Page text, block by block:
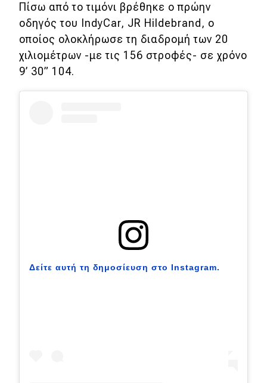
Eco
Νέα
DRIVE Away
Πίσω από το τιμόνι βρέθηκε ο πρώην
οδηγός του IndyCar, JR Hildebrand, ο
οποίος ολοκλήρωσε τη διαδρομή των 20
χιλιομέτρων -με τις 156 στροφές- σε χρόνο
9’ 30” 104.
Δείτε αυτή τη δημοσίευση στο Instagram.